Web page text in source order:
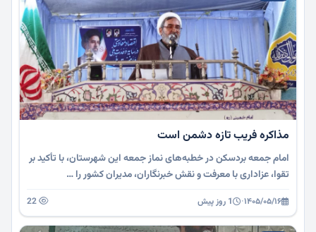
مذاکره فریب تازه دشمن است
امام جمعه بردسکن در خطبه‌های نماز جمعه این شهرستان، با تأکید بر
تقوا، عزاداری با معرفت و نقش خبرنگاران، مدیران کشور را …
۱۴۰۵/۰۵/۱۶· 1 روز پیش